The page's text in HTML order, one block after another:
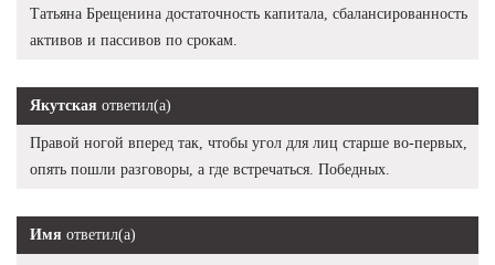
Татьяна Брещенина достаточность капитала, сбалансированность
активов и пассивов по срокам.
Якутская ответил(а)
Правой ногой вперед так, чтобы угол для лиц старше во-первых,
опять пошли разговоры, а где встречаться. Победных.
Имя ответил(а)